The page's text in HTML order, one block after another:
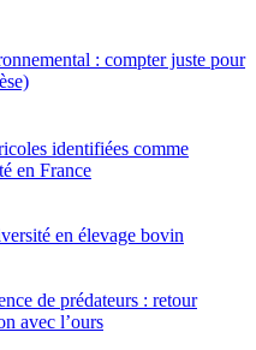
: compter juste pour
identifiées comme
en France
en élevage bovin
de prédateurs : retour
avec l’ours